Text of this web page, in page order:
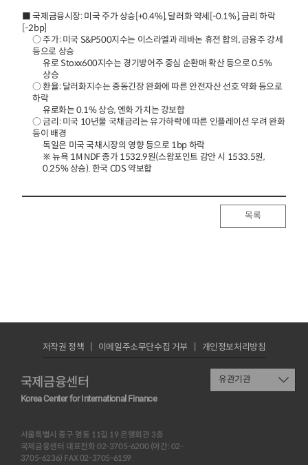
■ 국제금융시장: 미국 주가 상승[+0.4%], 달러화 약세[-0.1%], 금리 하락
[-2bp]
○ 주가: 미국 S&P500지수는 이스라엘과 레바논 휴전 합의, 금융주 강세
등으로 상승
유로 Stoxx600지수는 경기방어주 중심 순환매 확산 등으로 0.5%
상승
○ 환율: 달러화지수는 중동긴장 완화에 따른 안전자산 선호 약화 등으로
하락
유로화는 0.1% 상승, 엔화 가치는 강보합
○ 금리: 미국 10년물 국채금리는 유가하락에 따른 인플레이션 우려 완화
등이 배경
독일은 미국 국채시장의 영향 등으로 1bp 하락
※ 뉴욕 1M NDF 종가 1532.9원(스왑포인트 감안 시 1533.5원,
0.25% 상승). 한국 CDS 약보합
목록
국제금융센터
Korea Center for International Finance
서울특별시 중구 명동 11길 19 은행회관 3층
국제금융센터 대표전화 02-3705-6200 (야간: 02-
3705-6236) FAX 02-3705-6159
저작권 정책 이메일주소무단수집 거부 개인정보처리방침
유관기관